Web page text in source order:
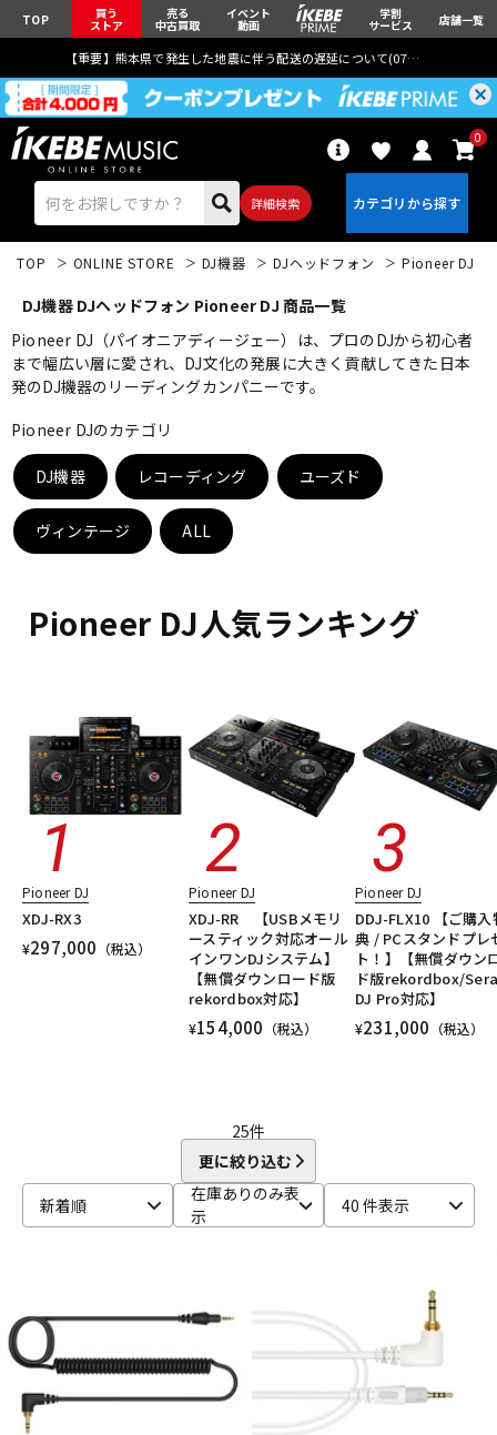
TOP 買う
ストア
売る
中古買取
イベント
動画
学割
サービス 店舗一覧
【重要】熊本県で発生した地震に伴う配送の遅延について(07月29日
詳細検索
0
エレキギター
ベース ウクレレ
キーボード 電子ピアノ
アンプ エフェクター
DTM オンライン納品 レコーディング機器
配信/ライブ機器 楽器アクセサリ
TOP ONLINE STORE DJ機器 DJヘッドフォン Pioneer DJ
DJ機器 DJヘッドフォン Pioneer DJ 商品一覧
Pioneer DJ（パイオニアディージェー）は、プロのDJから初心者
まで幅広い層に愛され、DJ文化の発展に大きく貢献してきた日本
発のDJ機器のリーディングカンパニーです。
Pioneer DJのカテゴリ
DJ機器 レコーディング ユーズド
ヴィンテージ ALL
Pioneer DJ人気ランキング
Pioneer DJ
XDJ-RX3
¥297,000 （税込）
Pioneer DJ
XDJ-RR 【USBメモリ
ースティック対応オール
インワンDJシステム】
【無償ダウンロード版
rekordbox対応】
¥154,000 （税込）
Pioneer DJ
DDJ-FLX10 【ご購入
典 / PCスタンドプレ
ト！】【無償ダウン
ド版rekordbox/
DJ Pro対応】
¥231,000 （税込）
25件
更に絞り込む
新着順
在庫ありのみ表
示
40 件表示